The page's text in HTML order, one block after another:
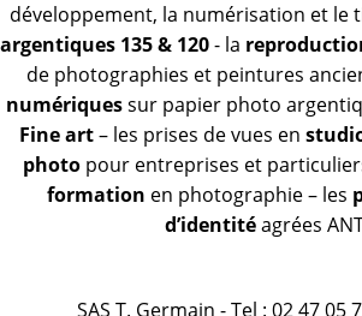
développement, la numérisation et le
argentiques 135 & 120- la
de photographies et peintures
numériquessur papier photo
Fine art– les prises de vues en
photo pour entreprises et
formation en photographie – les
d’identitéagrées
SAS T. Germain - Tel : 02 47 05